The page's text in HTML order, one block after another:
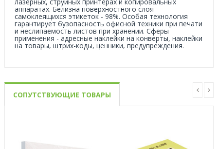
аппаратах. Белизна поверхностного слоя
самоклеящихся этикеток - 98%. Особая технология
гарантирует бузопасность офисной техники при печати
и неслипаемость листов при хранении. Сферы
применения - адресные наклейки на конверты, наклейки
на товары, штрих-коды, ценники, предупреждения.
СОПУТСТВУЮЩИЕ ТОВАРЫ